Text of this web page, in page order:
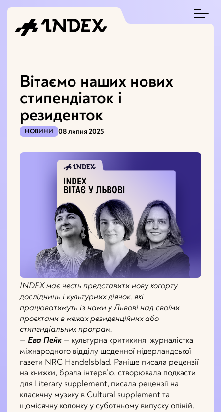
Вітаємо наших нових
стипендіаток і
резиденток
НОВИНИ 08 липня 2025
INDEX має честь представити нову когорту
дослідниць і культурних діячок, які
працюватимуть із нами у Львові над своїми
проєктами в межах резиденційних або
стипендіальних програм.
— Ева Пейк — культурна критикиня, журналістка
міжнародного відділу щоденної нідерландської
газети NRC Handelsblad. Раніше писала рецензії
на книжки, брала інтерв’ю, створювала подкасти
для Literary supplement, писала рецензії на
класичну музику в Cultural supplement та
щомісячну колонку у суботньому випуску опіній.